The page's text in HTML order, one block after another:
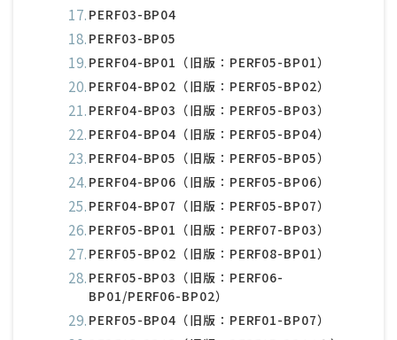
PERF03-BP04
PERF03-BP05
PERF04-BP01（旧版：PERF05-BP01）
PERF04-BP02（旧版：PERF05-BP02）
PERF04-BP03（旧版：PERF05-BP03）
PERF04-BP04（旧版：PERF05-BP04）
PERF04-BP05（旧版：PERF05-BP05）
PERF04-BP06（旧版：PERF05-BP06）
PERF04-BP07（旧版：PERF05-BP07）
PERF05-BP01（旧版：PERF07-BP03）
PERF05-BP02（旧版：PERF08-BP01）
PERF05-BP03（旧版：PERF06-
BP01/PERF06-BP02）
PERF05-BP04（旧版：PERF01-BP07）